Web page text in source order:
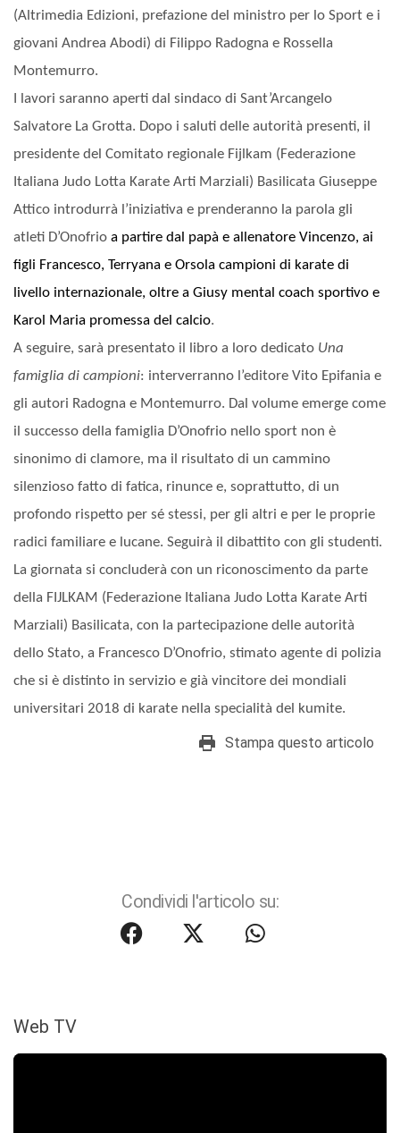
(Altrimedia Edizioni, prefazione del ministro per lo Sport e i
giovani Andrea Abodi) di Filippo Radogna e Rossella
Montemurro.
I lavori saranno aperti dal sindaco di Sant’Arcangelo
Salvatore La Grotta. Dopo i saluti delle autorità presenti, il
presidente del Comitato regionale Fijlkam (Federazione
Italiana Judo Lotta Karate Arti Marziali) Basilicata Giuseppe
Attico introdurrà l’iniziativa e prenderanno la parola gli
atleti D’Onofrio a partire dal papà e allenatore Vincenzo, ai
figli Francesco, Terryana e Orsola campioni di karate di
livello internazionale, oltre a Giusy mental coach sportivo e
Karol Maria promessa del calcio.
A seguire, sarà presentato il libro a loro dedicato Una
famiglia di campioni: interverranno l’editore Vito Epifania e
gli autori Radogna e Montemurro. Dal volume emerge come
il successo della famiglia D’Onofrio nello sport non è
sinonimo di clamore, ma il risultato di un cammino
silenzioso fatto di fatica, rinunce e, soprattutto, di un
profondo rispetto per sé stessi, per gli altri e per le proprie
radici familiare e lucane. Seguirà il dibattito con gli studenti.
La giornata si concluderà con un riconoscimento da parte
della FIJLKAM (Federazione Italiana Judo Lotta Karate Arti
Marziali) Basilicata, con la partecipazione delle autorità
dello Stato, a Francesco D’Onofrio, stimato agente di polizia
che si è distinto in servizio e già vincitore dei mondiali
universitari 2018 di karate nella specialità del kumite.
Stampa questo articolo
Condividi l'articolo su:
Web TV